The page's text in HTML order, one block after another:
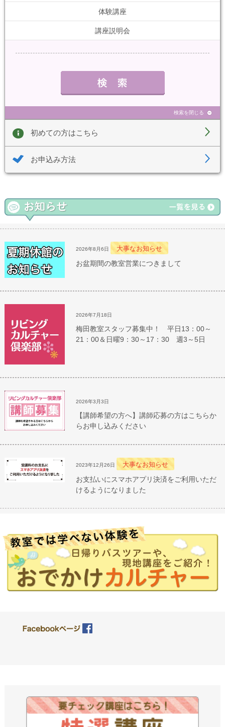
体験講座
講座説明会
検索を閉じる
初めての方はこちら
お申込み方法
2026年8月6日 大事なお知らせ
お盆期間の教室営業につきまして
2026年7月18日
梅田教室スタッフ募集中！ 平日13：00～
21：00＆日曜9：30～17：30 週3～5日
2026年3月3日
【講師希望の方へ】講師応募の方はこちらか
らお申し込みください
2023年12月26日 大事なお知らせ
お支払いにスマホアプリ決済をご利用いただ
けるようになりました